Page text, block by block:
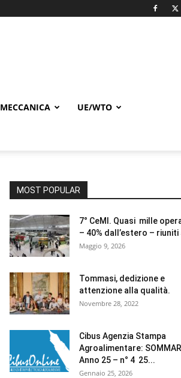
MECCANICA UE/WTO
MOST POPULAR
7° CeMI. Quasi mille
– 40% dall’estero – riuniti
Maggio 9, 2026
Tommasi, dedizione e
attenzione alla qualità.
Novembre 28, 2022
Cibus Agenzia Stampa
Agroalimentare:
Anno 25 – n° 4 25...
Gennaio 25, 2026